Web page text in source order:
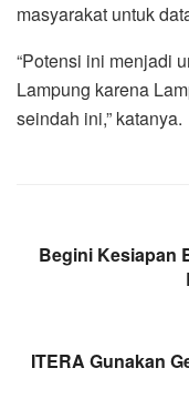
masyarakat untuk
“Potensi ini menjadi
Lampung karena
seindah ini,” katanya.
Begini Kesiapan
ITERA Gunakan